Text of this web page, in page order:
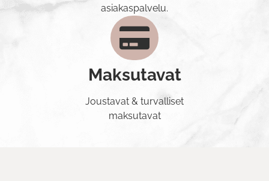
asiakaspalvelu.
Maksutavat
Joustavat & turvalliset
maksutavat